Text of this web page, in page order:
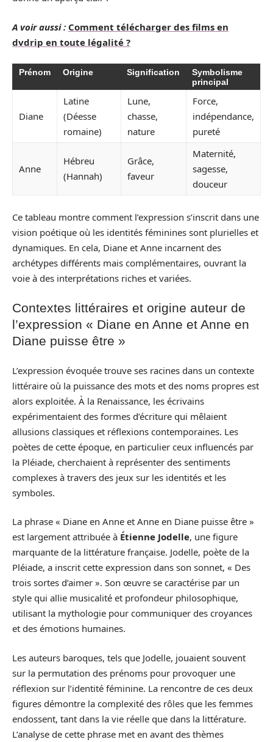
A voir aussi : Comment télécharger des films en
dvdrip en toute légalité ?
Prénom Origine Signification
Symbolisme
principal
Diane
Latine
(Déesse
romaine)
Lune,
chasse,
nature
Force,
indépendance,
pureté
Anne
Hébreu
(Hannah)
Grâce,
faveur
Maternité,
sagesse,
douceur
Ce tableau montre comment l’expression s’inscrit dans une
vision poétique où les identités féminines sont plurielles et
dynamiques. En cela, Diane et Anne incarnent des
archétypes différents mais complémentaires, ouvrant la
voie à des interprétations riches et variées.
Contextes littéraires et origine auteur de
l’expression « Diane en Anne et Anne en
Diane puisse être »
L’expression évoquée trouve ses racines dans un contexte
littéraire où la puissance des mots et des noms propres est
alors exploitée. À la Renaissance, les écrivains
expérimentaient des formes d’écriture qui mêlaient
allusions classiques et réflexions contemporaines. Les
poètes de cette époque, en particulier ceux influencés par
la Pléiade, cherchaient à représenter des sentiments
complexes à travers des jeux sur les identités et les
symboles.
La phrase « Diane en Anne et Anne en Diane puisse être »
est largement attribuée à Étienne Jodelle, une figure
marquante de la littérature française. Jodelle, poète de la
Pléiade, a inscrit cette expression dans son sonnet, « Des
trois sortes d’aimer ». Son œuvre se caractérise par un
style qui allie musicalité et profondeur philosophique,
utilisant la mythologie pour communiquer des croyances
et des émotions humaines.
Les auteurs baroques, tels que Jodelle, jouaient souvent
sur la permutation des prénoms pour provoquer une
réflexion sur l’identité féminine. La rencontre de ces deux
figures démontre la complexité des rôles que les femmes
endossent, tant dans la vie réelle que dans la littérature.
L’analyse de cette phrase met en avant des thèmes